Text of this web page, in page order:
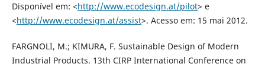
Disponível em: <http://www.ecodesign.at/pilot> e
<http://www.ecodesign.at/assist>. Acesso em: 15 mai 2012.
FARGNOLI, M.; KIMURA, F. Sustainable Design of Modern
Industrial Products. 13th CIRP International Conference on